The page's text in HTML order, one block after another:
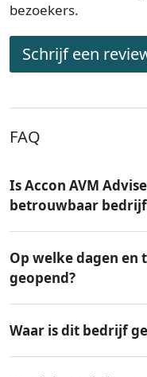
bezoekers.
Schrijf een
FAQ
Is Accon AVM
betrouwbaar
Op welke dagen
geopend?
Waar is dit bedrijf